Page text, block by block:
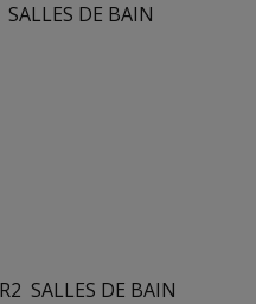
SALLES DE BAIN
2 SALLES DE BAIN